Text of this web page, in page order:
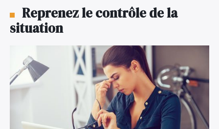
Reprenez le contrôle de la
situation